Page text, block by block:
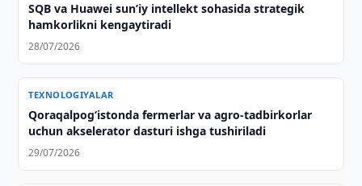
SQB va Huawei sun’iy intellekt sohasida strategik
hamkorlikni kengaytiradi
28/07/2026
TEXNOLOGIYALAR
Qoraqalpog‘istonda fermerlar va agro-tadbirkorlar
uchun akselerator dasturi ishga tushiriladi
29/07/2026